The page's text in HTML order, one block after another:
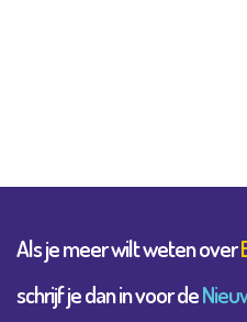
Als je meer wilt weten over
schrijf je dan in voor de